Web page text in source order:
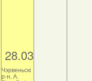
28.03
Чэрвеньскі
р-н, А.